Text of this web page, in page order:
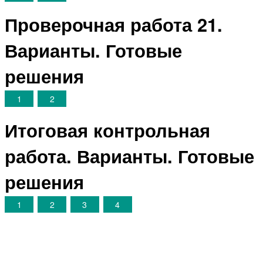
Проверочная работа 21.
Варианты. Готовые
решения
1 2
Итоговая контрольная
работа. Варианты. Готовые
решения
1 2 3 4